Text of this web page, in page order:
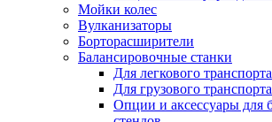
Мойки колес
Вулканизаторы
Борторасширители
Балансировочные станки
Для легкового транспорта
Для грузового транспорта
Опции и аксессуары для